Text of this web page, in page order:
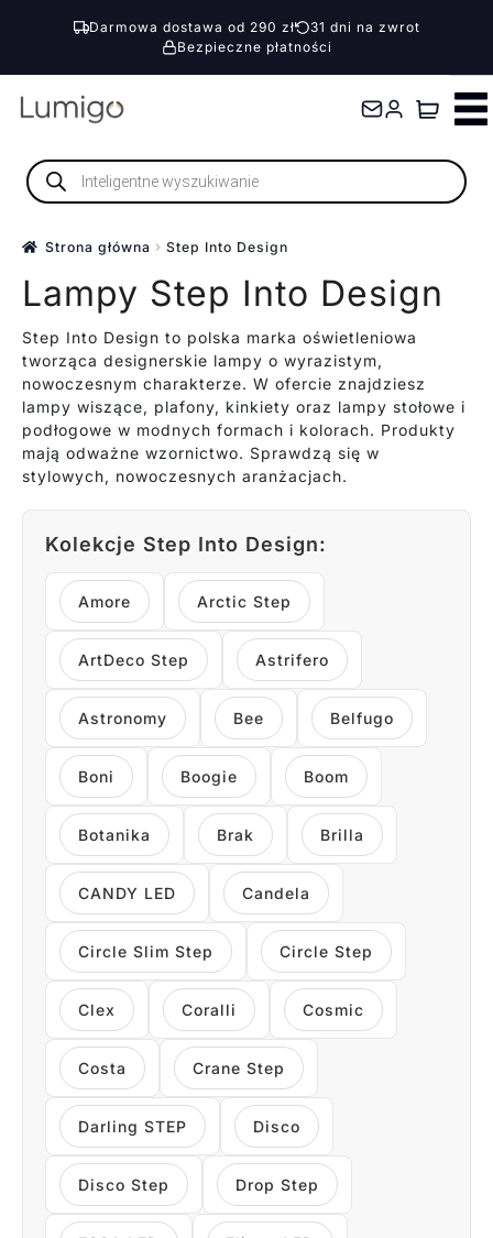
Darmowa dostawa od 290 zł
31 dni na zwrot
Bezpieczne płatności
Przejdź
nawigacji
Przejdź
treściWyszukiwarka
produktów
Strona główna Step Into Design
Lampy Step Into Design
Step Into Design to polska marka oświetleniowa
tworząca designerskie lampy o wyrazistym,
nowoczesnym charakterze. W ofercie znajdziesz
lampy wiszące, plafony, kinkiety oraz lampy stołowe i
podłogowe w modnych formach i kolorach. Produkty
mają odważne wzornictwo. Sprawdzą się w
stylowych, nowoczesnych aranżacjach.
Kolekcje Step Into Design:
Amore Arctic Step
ArtDeco Step Astrifero
Astronomy Bee Belfugo
Boni Boogie Boom
Botanika Brak Brilla
CANDY LED Candela
Circle Slim Step Circle Step
Clex Coralli Cosmic
Costa Crane Step
Darling STEP Disco
Disco Step Drop Step